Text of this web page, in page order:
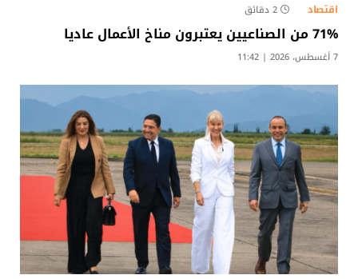
اقتصاد 2 دقائق
71% من الصناعيين يعتبرون مناخ الأعمال عاديا
7 أغسطس، 2026 | 11:42